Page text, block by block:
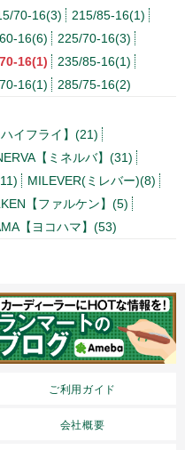
70-16(3)
215/85-16(1)
16(6)
225/70-16(3)
16(1)
235/85-16(1)
16(1) 285/75-16(2)
イフライ】(21)
【ミネルバ】(31)
MILEVER(ミレバー)(8)
【ファルケン】(5)
【ヨコハマ】(53)
ご利用ガイド
会社概要